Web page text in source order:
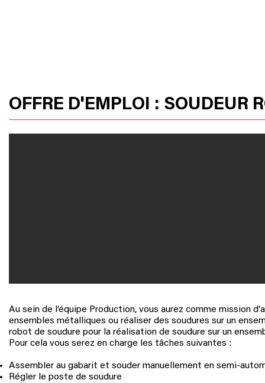
OFFRE D'EMPLOI : SOUDEUR
Au sein de l’équipe Production, vous aurez comme mission
ensembles métalliques ou réaliser des soudures sur un
robot de soudure pour la réalisation de soudure sur un
Pour cela vous serez en charge les tâches suivantes :
Assembler au gabarit et souder manuellement en semi-
Régler le poste de soudure